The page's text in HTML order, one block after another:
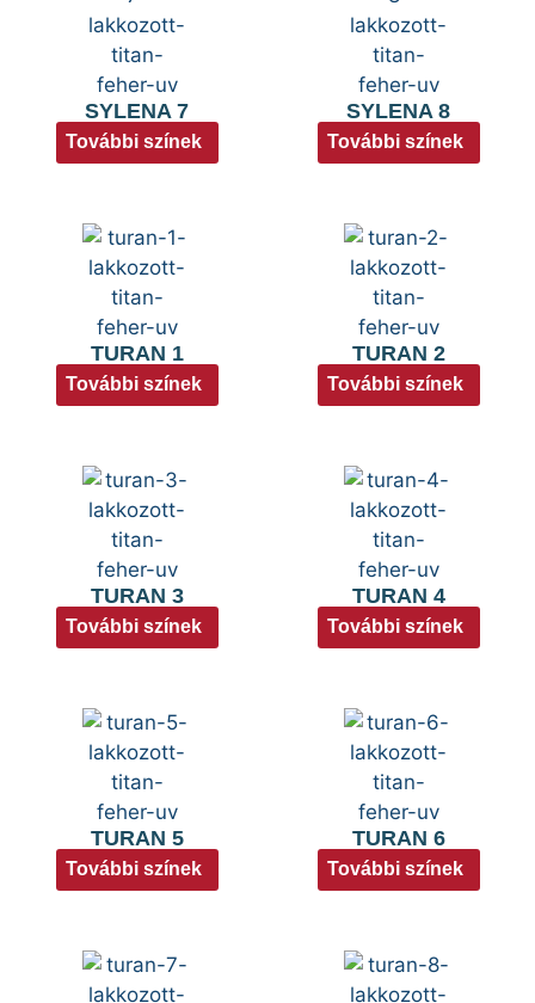
SYLENA 7
További színek
SYLENA 8
További színek
TURAN 1
További színek
TURAN 2
További színek
TURAN 3
További színek
TURAN 4
További színek
TURAN 5
További színek
TURAN 6
További színek